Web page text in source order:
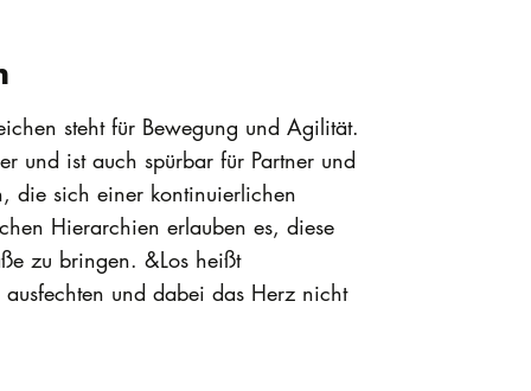
steht für Bewegung und Agilität.
und ist auch spürbar für Partner und
die sich einer kontinuierlichen
Hierarchien erlauben es, diese
zu bringen. &Los heißt
und dabei das Herz nicht